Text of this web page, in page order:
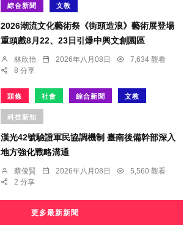
綜合新聞 文教
2026潮流文化藝術祭《街頭造浪》藝術展登場
重頭戲8月22、23日引爆中興文創園區
林欣怡 2026年八月08日
7,634 觀看
8 分享
頭條 社會 綜合新聞 文教
科技新知
漢光42號驗證軍民協調機制 臺南後備幹部深入
地方強化戰略溝通
蔡俊賢 2026年八月08日
5,560 觀看
2 分享
更多最新新聞